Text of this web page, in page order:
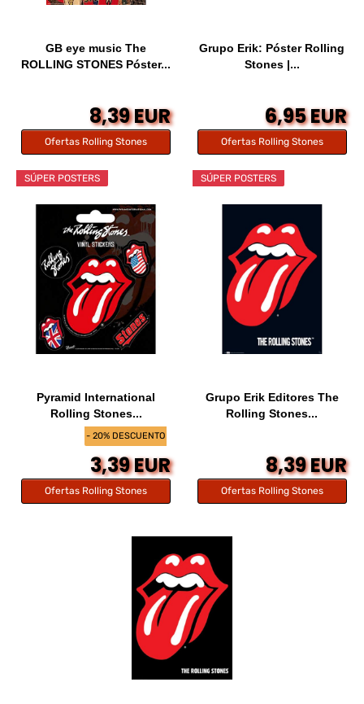
GB eye music The
ROLLING STONES Póster...
8,39 EUR
Ofertas Rolling Stones
Grupo Erik: Póster Rolling
Stones |...
6,95 EUR
Ofertas Rolling Stones
- 20% DESCUENTO
SÚPER POSTERS
Pyramid International
Rolling Stones...
3,39 EUR
Ofertas Rolling Stones
SÚPER POSTERS
Grupo Erik Editores The
Rolling Stones...
8,39 EUR
Ofertas Rolling Stones